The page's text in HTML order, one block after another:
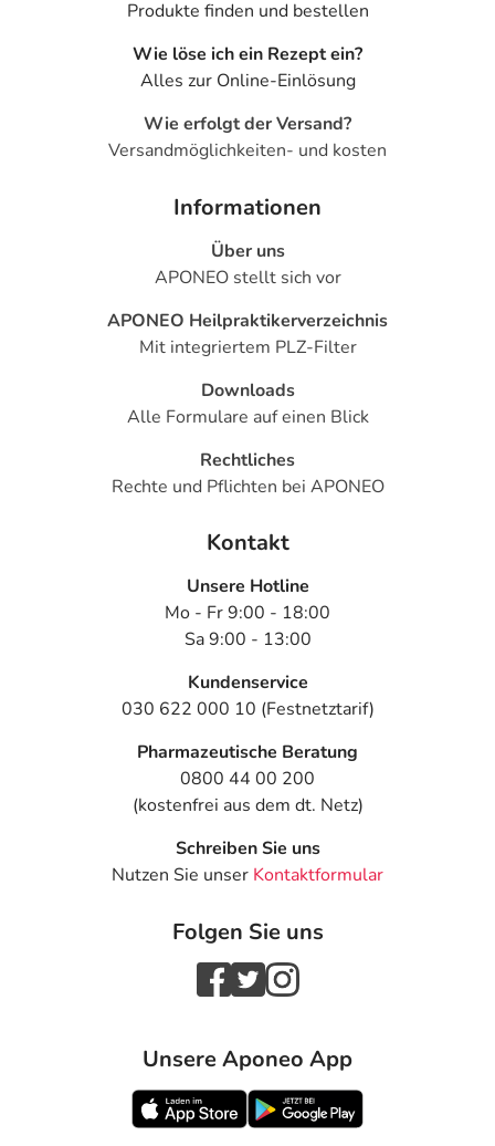
Produkte finden und bestellen
Wie löse ich ein Rezept ein?
Alles zur Online-Einlösung
Wie erfolgt der Versand?
Versandmöglichkeiten- und kosten
Informationen
Über uns
APONEO stellt sich vor
APONEO Heilpraktikerverzeichnis
Mit integriertem PLZ-Filter
Downloads
Alle Formulare auf einen Blick
Rechtliches
Rechte und Pflichten bei APONEO
Kontakt
Unsere Hotline
Mo - Fr 9:00 - 18:00
Sa 9:00 - 13:00
Kundenservice
030 622 000 10 (Festnetztarif)
Pharmazeutische Beratung
0800 44 00 200
(kostenfrei aus dem dt. Netz)
Schreiben Sie uns
Nutzen Sie unser Kontaktformular
Folgen Sie uns
Unsere Aponeo App